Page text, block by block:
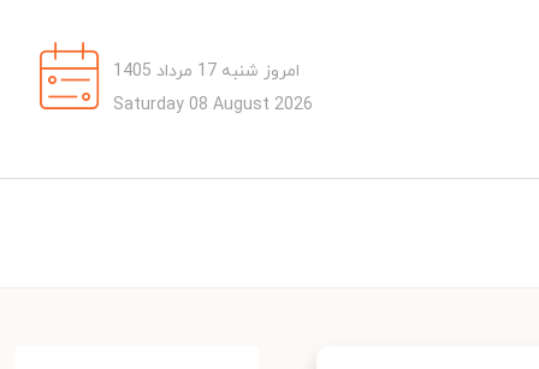
امروز شنبه 17 مرداد 1405
Saturday 08 August 2026